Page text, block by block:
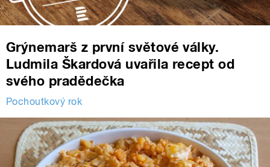
Grýnemarš z první světové války.
Ludmila Škardová uvařila recept od
svého pradědečka
Pochoutkový rok